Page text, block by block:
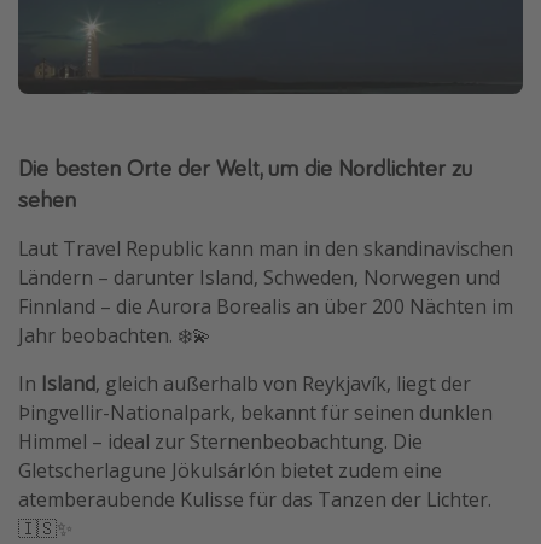
Die besten Orte der Welt, um die Nordlichter zu
sehen
Laut Travel Republic kann man in den skandinavischen
Ländern – darunter Island, Schweden, Norwegen und
Finnland – die Aurora Borealis an über 200 Nächten im
Jahr beobachten. ❄️💫
In Island, gleich außerhalb von Reykjavík, liegt der
Þingvellir-Nationalpark, bekannt für seinen dunklen
Himmel – ideal zur Sternenbeobachtung. Die
Gletscherlagune Jökulsárlón bietet zudem eine
atemberaubende Kulisse für das Tanzen der Lichter.
🇮🇸✨